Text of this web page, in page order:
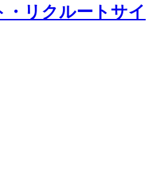
・リクルートサイ